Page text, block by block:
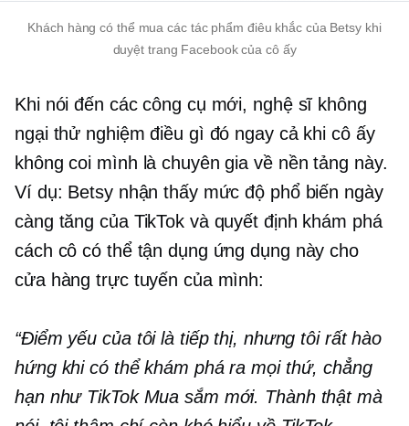
Khách hàng có thể mua các tác phẩm điêu khắc của Betsy khi
duyệt trang Facebook của cô ấy
Khi nói đến các công cụ mới, nghệ sĩ không
ngại thử nghiệm điều gì đó ngay cả khi cô ấy
không coi mình là chuyên gia về nền tảng này.
Ví dụ: Betsy nhận thấy mức độ phổ biến ngày
càng tăng của TikTok và quyết định khám phá
cách cô có thể tận dụng ứng dụng này cho
cửa hàng trực tuyến của mình:
“Điểm yếu của tôi là tiếp thị, nhưng tôi rất hào
hứng khi có thể khám phá ra mọi thứ, chẳng
hạn như TikTok Mua sắm mới. Thành thật mà